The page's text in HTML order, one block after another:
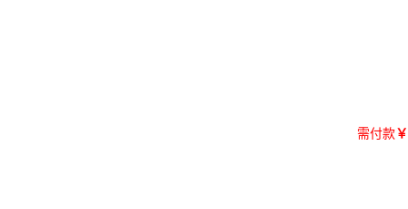
需付款￥